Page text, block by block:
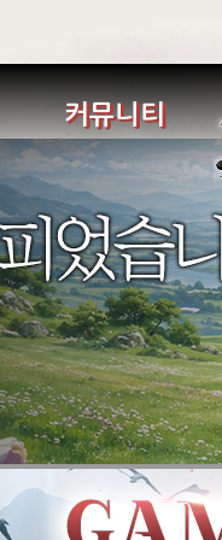
커뮤니티